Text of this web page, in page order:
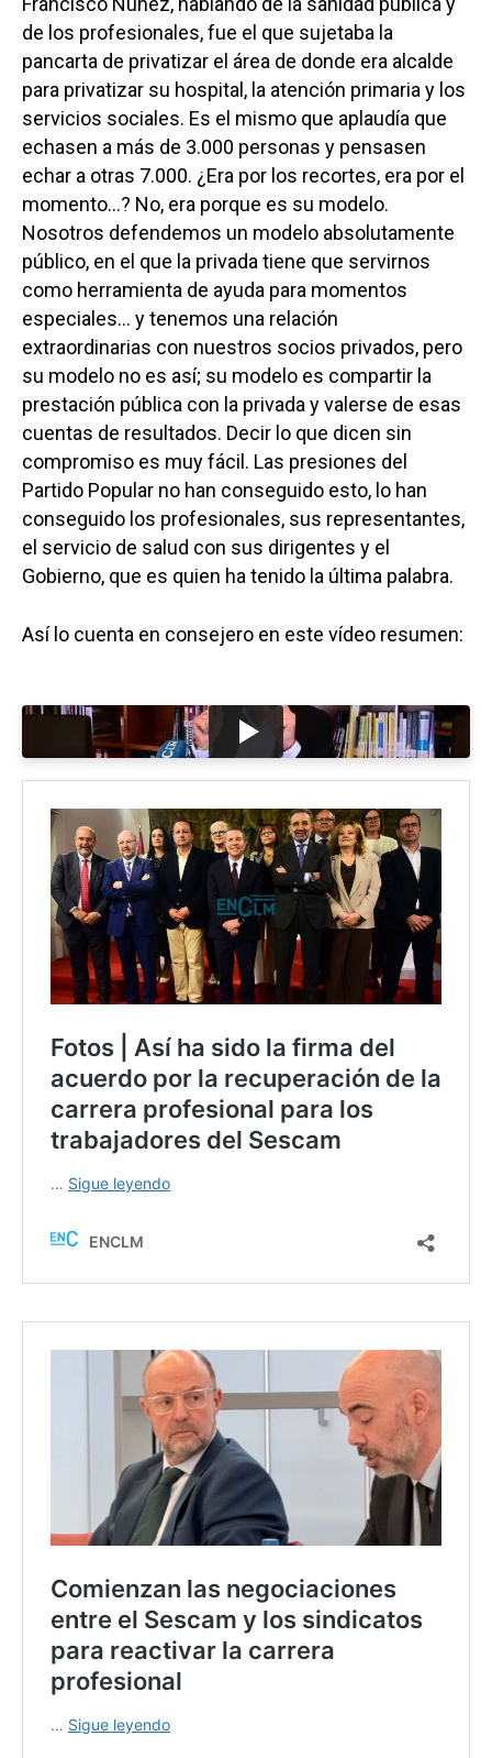
de los profesionales, fue el que sujetaba la
pancarta de privatizar el área de donde era alcalde
para privatizar su hospital, la atención primaria y los
servicios sociales. Es el mismo que aplaudía que
echasen a más de 3.000 personas y pensasen
echar a otras 7.000. ¿Era por los recortes, era por el
momento…? No, era porque es su modelo.
Nosotros defendemos un modelo absolutamente
público, en el que la privada tiene que servirnos
como herramienta de ayuda para momentos
especiales… y tenemos una relación
extraordinarias con nuestros socios privados, pero
su modelo no es así; su modelo es compartir la
prestación pública con la privada y valerse de esas
cuentas de resultados. Decir lo que dicen sin
compromiso es muy fácil. Las presiones del
Partido Popular no han conseguido esto, lo han
conseguido los profesionales, sus representantes,
el servicio de salud con sus dirigentes y el
Gobierno, que es quien ha tenido la última palabra.
Así lo cuenta en consejero en este vídeo resumen:
Medio Ambiente
Planeta Rural
Especiales
Política
Galerías